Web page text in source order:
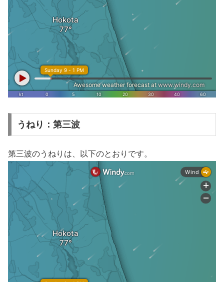
うねり：第三波
第三波のうねりは、以下のとおりです。